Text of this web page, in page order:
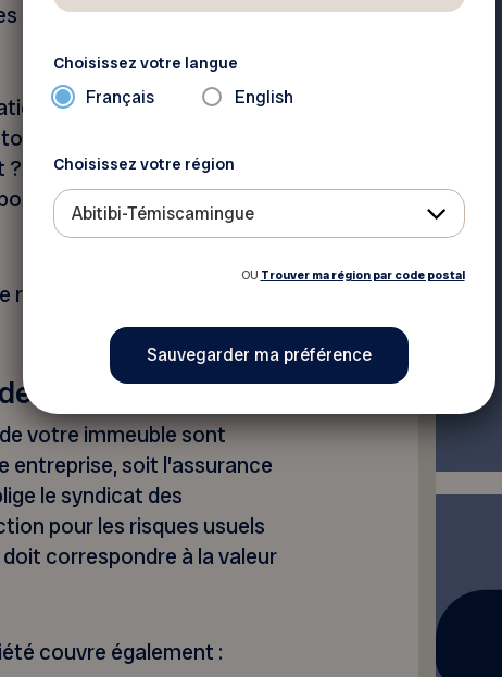
du syndicat (voir exemple
afin de bonifier votre
de la salle de bain en
? Il importe que votre
afin que votre condo
représentant doit en être
copropriété
votre immeuble sont
entreprise, soit l’assurance
le syndicat des
pour les risques usuels
correspondre à la valeur
couvre également :
Choisissez votre langue
Français English
Choisissez votre région
Abitibi-Témiscamingue
OU Trouver ma région par code postal